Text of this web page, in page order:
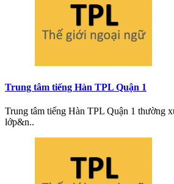
Trung tâm tiếng Hàn TPL Quận 1
Trung tâm tiếng Hàn TPL Quận 1 thường
lớp&n..